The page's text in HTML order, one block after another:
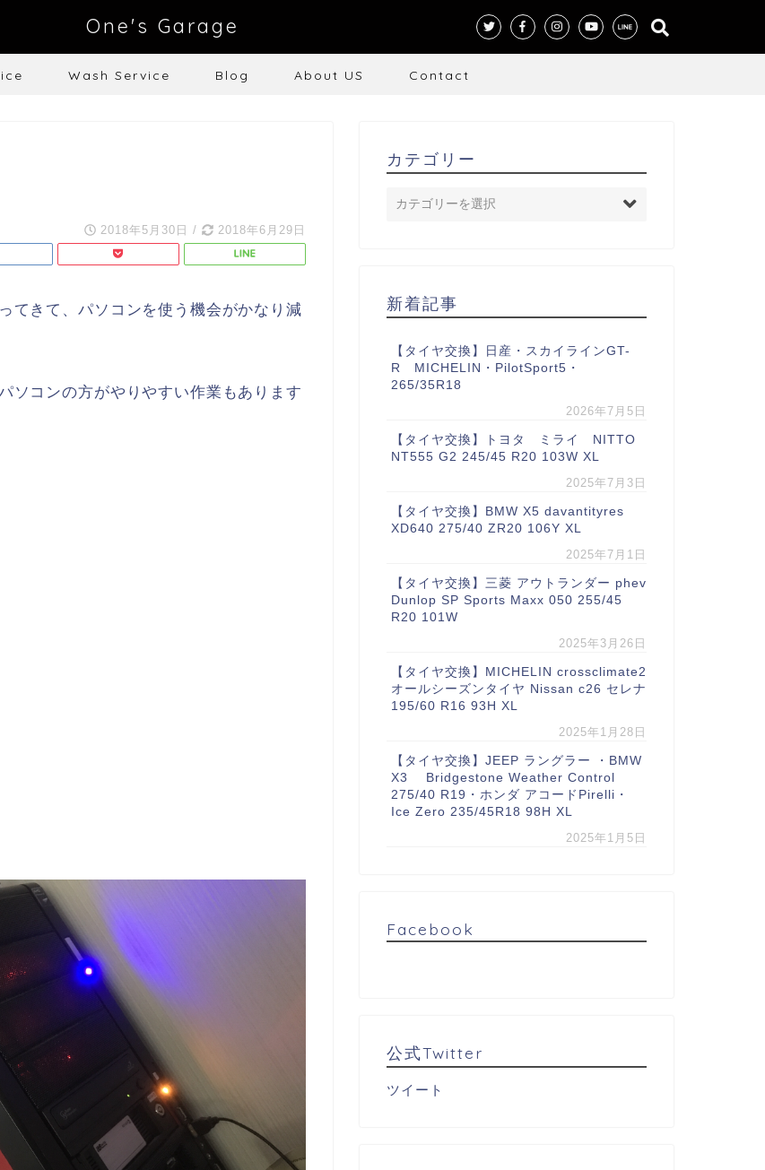
One's Garage
Wash Service Blog About US Contact
2018年5月30日 / 2018年6月29日
てきて、パソコンを使う機会がかなり減
ソコンの方がやりやすい作業もあります
カテゴリー
新着記事
【タイヤ交換】日産・スカイラインGT-
R MICHELIN・PilotSport5・
265/35R18
2026年7月5日
【タイヤ交換】トヨタ ミライ NITTO
NT555 G2 245/45 R20 103W XL
2025年7月3日
【タイヤ交換】BMW X5 davantityres
XD640 275/40 ZR20 106Y XL
2025年7月1日
【タイヤ交換】三菱 アウトランダー phev
Dunlop SP Sports Maxx 050 255/45
R20 101W
2025年3月26日
【タイヤ交換】MICHELIN crossclimate2
オールシーズンタイヤ Nissan c26 セレナ
195/60 R16 93H XL
2025年1月28日
【タイヤ交換】JEEP ラングラー ・BMW
X3 Bridgestone Weather Control
275/40 R19・ホンダ アコードPirelli・
Ice Zero 235/45R18 98H XL
2025年1月5日
Facebook
公式Twitter
ツイート